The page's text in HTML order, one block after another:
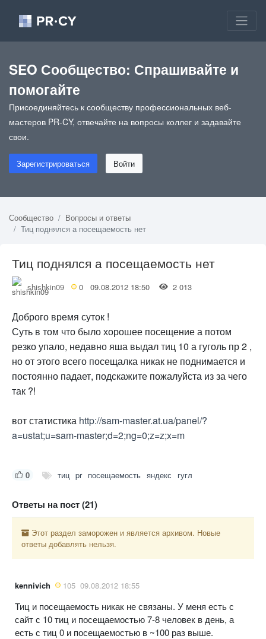
SEO Сообщество: Спрашивайте и
помогайте
Присоединяйтесь к сообществу профессиональных веб-
мастеров PR-CY, отвечайте на вопросы коллег и задавайте
свои.
Зарегистрироваться Войти
Сообщество
Вопросы и ответы
Тиц поднялся а посещаемость нет
Тиц поднялся а посещаемость нет
shishkin09 0 09.08.2012 18:50 2 013
Доброго время суток !
Суть в том что было хорошее посещение а потом
резко упало, недавно яша выдал тиц 10 а гуголь пр 2 ,
но от этого всего посещалка никак не поднимается и
постоянно падает, подскажите пожалуйста из за чего
так ?!
вот статистика http://sam-master.at.ua/panel/?
a=ustat;u=sam-master;d=2;ng=0;z=z;x=m
0 тиц pr посещаемость яндекс гугл
Ответы на пост (21)
Этот раздел заморожен и является архивом. Новые
ответы добавлять нельзя.
kennivich 105 09.08.2012 18:55
Тиц и посещаемость никак не связаны. У меня есть с
сайт с 10 тиц и посещаемостью 7-8 человек в день, а
есть с тиц 0 и посещаемостью в ~100 раз выше.